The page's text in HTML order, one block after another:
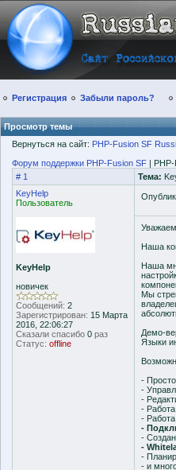
Регистрация Забыли пароль?
Просмотр темы
Вернуться на сайт: PHP-Fusion SF
Форум поддержки PHP-Fusion SF |
# 1
Тема:
KeyHelp
Пользователь
KeyHelp
новичек
Сообщений: 2
Зарегистрирован: 15 Марта
2016, 22:06:27
Сказали спасибо 0 раз
Статус: offline
Наша
Наша
Мы
Демо-
Языки
-
-
-
-
-
-
-
-
-
- и